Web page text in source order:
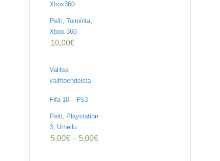
Xbox360
Pelit, Toiminta,
Xbox 360
10,00€
Valitse
vaihtoehdoista
Fifa 10 – Ps3
Pelit, Playstation
3, Urheilu
5,00€ - 5,00€